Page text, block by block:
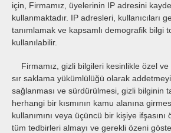
için, Firmamız, üyelerinin IP adresini
kullanmaktadır. IP adresleri, kullanıcıları
tanımlamak ve kapsamlı demografik bilgi
kullanılabilir.
Firmamız, gizli bilgileri kesinlikle özel ve
sır saklama yükümlülüğü olarak
sağlanması ve sürdürülmesi, gizli bilginin
herhangi bir kısmının kamu alanına
kullanımını veya üçüncü bir kişiye
tüm tedbirleri almayı ve gerekli özeni